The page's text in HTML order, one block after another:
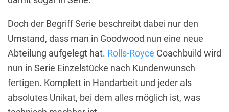
Doch der Begriff Serie beschreibt dabei nur den
Umstand, dass man in Goodwood nun eine neue
Abteilung aufgelegt hat. Rolls-Royce Coachbuild wird
nun in Serie Einzelstücke nach Kundenwunsch
fertigen. Komplett in Handarbeit und jeder als
absolutes Unikat, bei dem alles möglich ist, was